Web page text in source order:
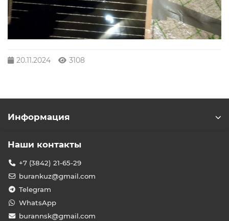
20.11.2024 3108
Информация
Наши контакты
+7 (3842) 21-65-29
burankuz@gmail.com
Telegram
WhatsApp
burannsk@gmail.com